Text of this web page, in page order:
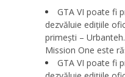
GTA VI poate fi
dezvăluie edițiile
primești –
Mission One este
GTA VI poate fi